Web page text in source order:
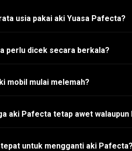
usia pakai aki Yuasa Pafecta?
perlu dicek secara berkala?
mobil mulai melemah?
aki Pafecta tetap awet
tepat untuk mengganti aki Pafecta?